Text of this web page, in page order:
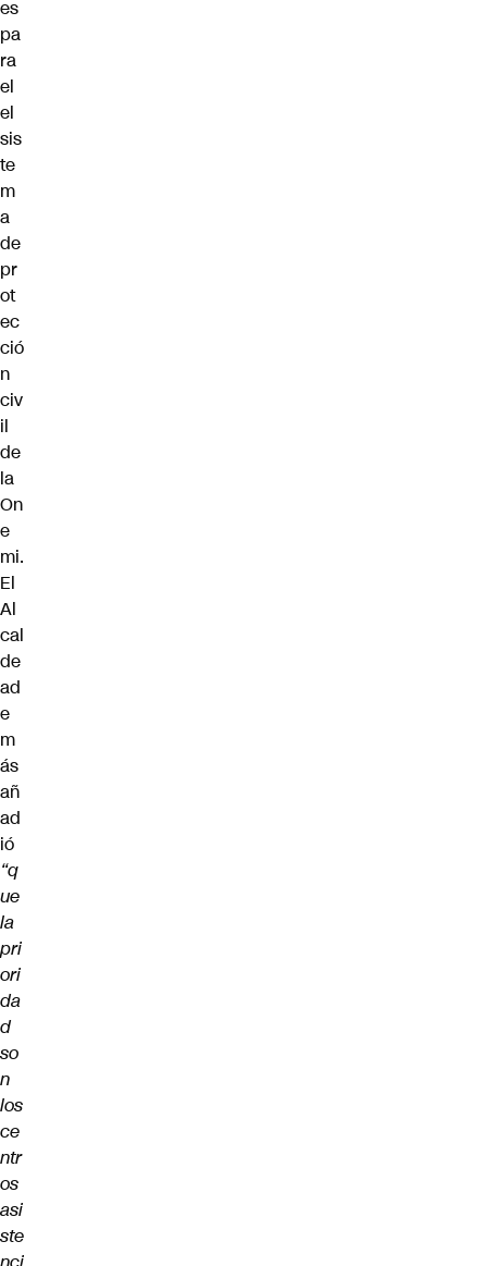
es
pa
ra
el
el
sis
te
m
a
de
pr
ot
ec
ció
n
civ
il
de
la
On
e
mi.
El
Al
cal
de
ad
e
m
ás
añ
ad
ió
“q
ue
la
pri
ori
da
d
so
n
los
ce
ntr
os
asi
ste